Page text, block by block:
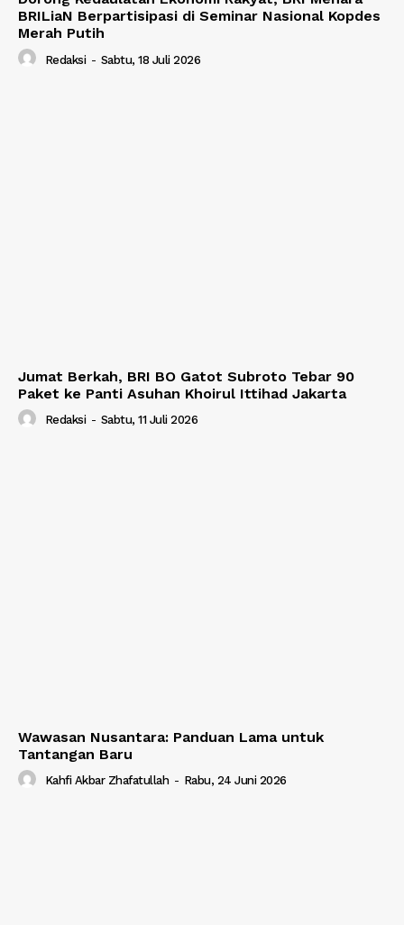
BRILiaN Berpartisipasi di Seminar Nasional Kopdes
Merah Putih
Redaksi - Sabtu, 18 Juli 2026
Jumat Berkah, BRI BO Gatot Subroto Tebar 90
Paket ke Panti Asuhan Khoirul Ittihad Jakarta
Redaksi - Sabtu, 11 Juli 2026
Wawasan Nusantara: Panduan Lama untuk
Tantangan Baru
Kahfi Akbar Zhafatullah - Rabu, 24 Juni 2026